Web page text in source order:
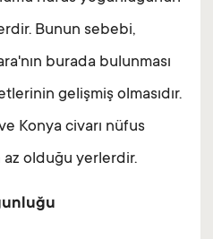
Bunun sebebi,
burada bulunması
gelişmiş olmasıdır.
Konya civarı nüfus
olduğu yerlerdir.